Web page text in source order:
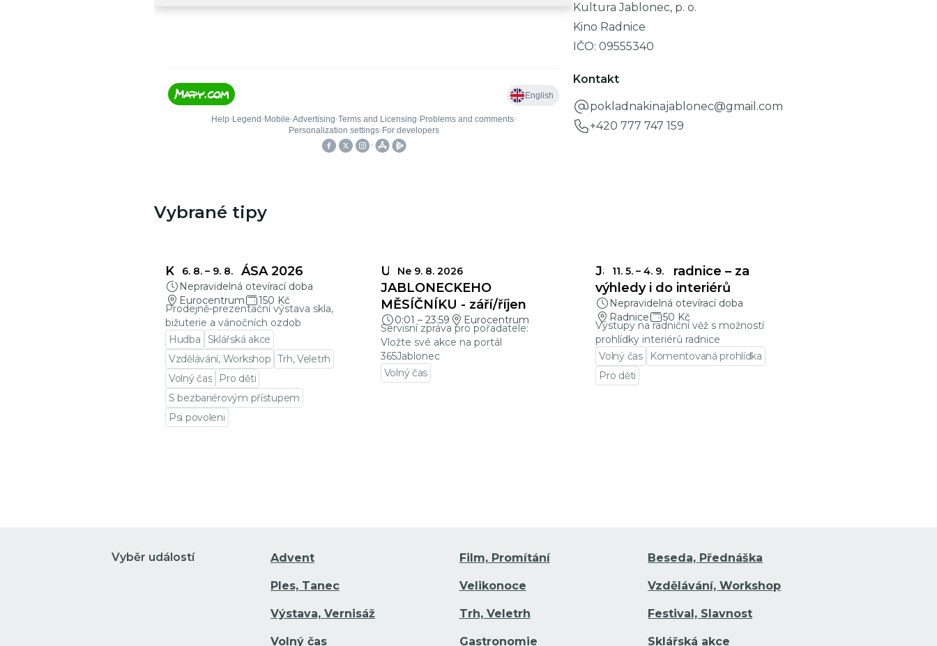
Kultura Jablonec, p. o.
Kino Radnice
IČO: 09555340
Kontakt
pokladnakinajablonec@gmail.com
+420 777 747 159
Vybrané tipy
6. 8. – 9. 8.
KŘEHKÁ KRÁSA 2026
Nepravidelná otevírací doba
Eurocentrum
150 Kč
Prodejně-prezentační výstava skla,
bižuterie a vánočních ozdob
Hudba
Sklářská akce
Vzdělávání, Workshop Trh, Veletrh
Volný čas
Pro děti
S bezbariérovým přístupem
Psi povoleni
Ne 9. 8. 2026
UZÁVĚRKY
JABLONECKÉHO
MĚSÍČNÍKU - září/říjen
0:01 – 23:59 Eurocentrum
Servisní zpráva pro pořadatele:
Vložte své akce na portál
365Jablonec
Volný čas
11. 5. – 4. 9.
Jablonecká radnice – za
výhledy i do interiérů
Nepravidelná otevírací doba
Radnice
50 Kč
Výstupy na radniční věž s možností
prohlídky interiérů radnice
Volný čas
Komentovaná prohlídka
Pro děti
Vyběr událostí Advent Film, Promítání Beseda, Přednáška
Ples, Tanec Velikonoce Vzdělávání, Workshop
Výstava, Vernisáž Trh, Veletrh Festival, Slavnost
Volný čas Gastronomie Sklářská akce